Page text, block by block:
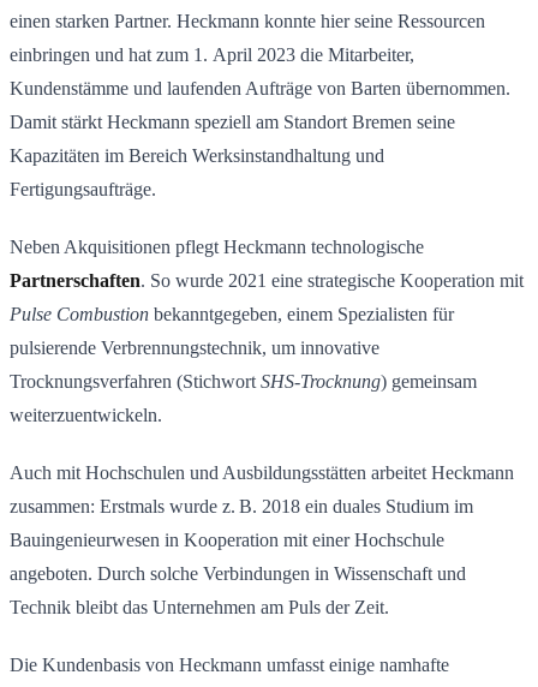
einen starken Partner. Heckmann konnte hier seine Ressourcen
einbringen und hat zum 1. April 2023 die Mitarbeiter,
Kundenstämme und laufenden Aufträge von Barten übernommen.
Damit stärkt Heckmann speziell am Standort Bremen seine
Kapazitäten im Bereich Werksinstandhaltung und
Fertigungsaufträge.
Neben Akquisitionen pflegt Heckmann technologische
Partnerschaften. So wurde 2021 eine strategische Kooperation mit
Pulse Combustion bekanntgegeben, einem Spezialisten für
pulsierende Verbrennungstechnik, um innovative
Trocknungsverfahren (Stichwort SHS-Trocknung) gemeinsam
weiterzuentwickeln.
Auch mit Hochschulen und Ausbildungsstätten arbeitet Heckmann
zusammen: Erstmals wurde z. B. 2018 ein duales Studium im
Bauingenieurwesen in Kooperation mit einer Hochschule
angeboten. Durch solche Verbindungen in Wissenschaft und
Technik bleibt das Unternehmen am Puls der Zeit.
Die Kundenbasis von Heckmann umfasst einige namhafte